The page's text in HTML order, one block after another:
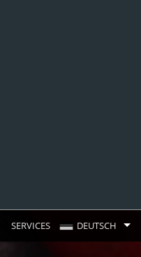
SERVICES DEUTSCH